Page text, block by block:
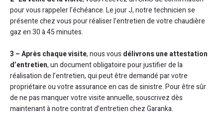
pour vous rappeler l’échéance. Le jour J, notre technicien se
présente chez vous pour réaliser l’entretien de votre chaudière
gaz en 30 à 45 minutes.
3 – Après chaque visite, nous vous délivrons une attestation
d’entretien, un document obligatoire pour justifier de la
réalisation de l’entretien, qui peut être demandé par votre
propriétaire ou votre assurance en cas de sinistre. Pour être sûr
de ne pas manquer votre visite annuelle, souscrivez dès
maintenant à notre contrat d’entretien chez Garanka.